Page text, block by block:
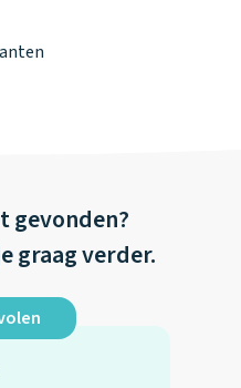
gevonden?
graag verder.